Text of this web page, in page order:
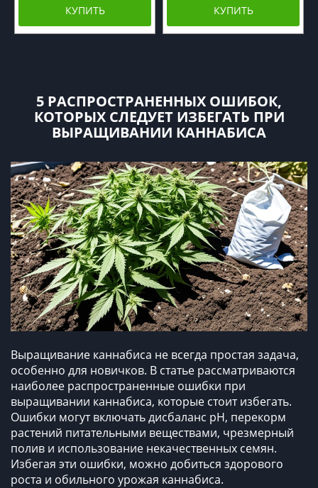
КУПИТЬ КУПИТЬ
5 РАСПРОСТРАНЕННЫХ ОШИБОК,
КОТОРЫХ СЛЕДУЕТ ИЗБЕГАТЬ ПРИ
ВЫРАЩИВАНИИ КАННАБИСА
Выращивание каннабиса не всегда простая задача,
особенно для новичков. В статье рассматриваются
наиболее распространенные ошибки при
выращивании каннабиса, которые стоит избегать.
Ошибки могут включать дисбаланс pH, перекорм
растений питательными веществами, чрезмерный
полив и использование некачественных семян.
Избегая эти ошибки, можно добиться здорового
роста и обильного урожая каннабиса.